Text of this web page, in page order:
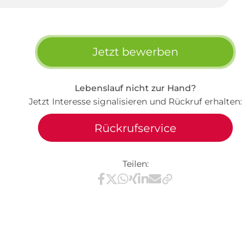
Jetzt bewerben
Lebenslauf nicht zur Hand?
Jetzt Interesse signalisieren und Rückruf erhalten:
Rückrufservice
Teilen:
Teilen via Facebook
Teilen via X / Twitter
Teilen via WhatsApp
Teilen via Xing
Teilen via LinkedIn
Teilen via E-Mail